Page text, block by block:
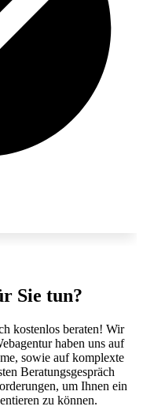
Sie tun?
kostenlos beraten! Wir
haben uns auf
sowie auf komplexte
Beratungsgespräch
um Ihnen ein
zu können.